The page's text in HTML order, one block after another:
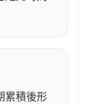
累積後形